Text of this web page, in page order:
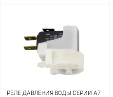
РЕЛЕ ДАВЛЕНИЯ ВОДЫ СЕРИИ А7